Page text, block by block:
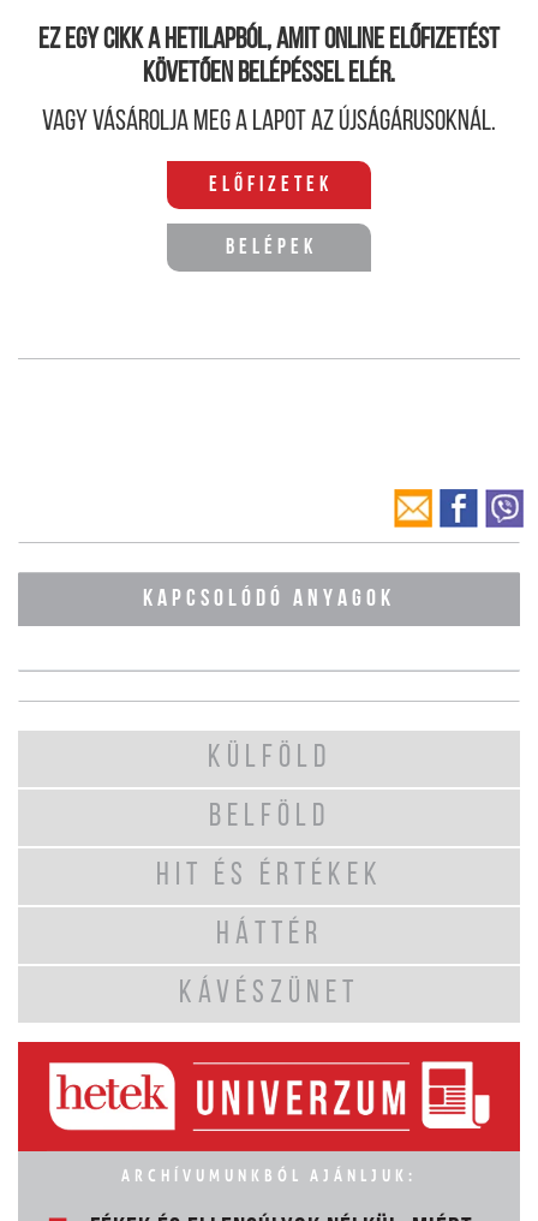
Ez egy cikk a hetilapból, amit online előfizetést
követően belépéssel elér.
Vagy vásárolja meg a lapot az újságárusoknál.
Előfizetek
Belépek
KAPCSOLÓDÓ ANYAGOK
KÜLFÖLD
BELFÖLD
HIT ÉS ÉRTÉKEK
HÁTTÉR
KÁVÉSZÜNET
ARCHÍVUMUNKBÓL AJÁNLJUK: